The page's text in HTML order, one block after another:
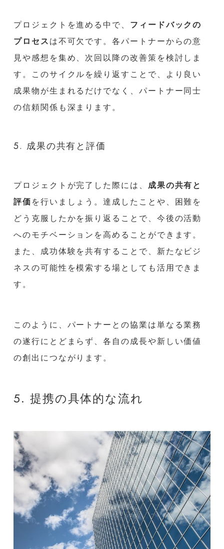
プロジェクトを進める中で、 フィードバックの
プロセスは不可欠です。各パートナーからの意
見や感想を集め、次回以降の改善策を検討しま
す。このサイクルを繰り返すことで、より良い
成果物が生まれるだけでなく、パートナー同士
の信頼関係も深まります。
5. 成果の共有と評価
プロジェクトが完了した際には、 成果の共有と
評価を行いましょう。達成したことや、困難を
どう克服したかを振り返ることで、今後の活動
へのモチベーションを高めることができます。
また、成功体験を共有することで、新たなビジ
ネスの可能性を模索する場としても活用できま
す。
このように、パートナーとの協業は単なる業務
の遂行にとどまらず、各自の成長や新しい価値
の創出につながります。
5. 提携の具体的な流れ